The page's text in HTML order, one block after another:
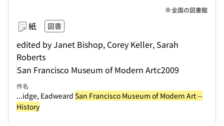
紙 図書
edited by Janet Bishop, Corey Keller, Sarah
Roberts
San Francisco Museum of Modern Artc2009
全国の図書館
件名
...idge, Eadweard San Francisco Museum of Modern Art --
History